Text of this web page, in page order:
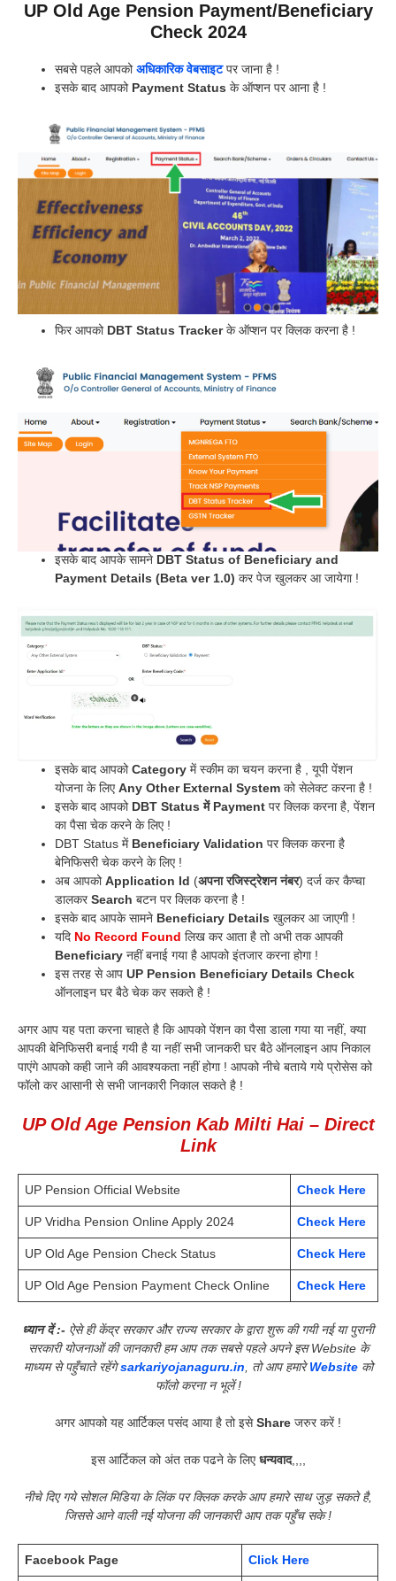
UP Old Age Pension Payment/Beneficiary
Check 2024
सबसे पहले आपकोअधिकारिक वेबसाइटपर जाना है !
इसके बाद आपको Payment Status के ऑप्शन पर आना है !
फिर आपको DBT Status Trackerके ऑप्शन पर क्लिक करना है !
इसके बाद आपके सामने DBT Status of Beneficiary and
Payment Details (Beta ver 1.0) कर पेज खुलकर आ जायेगा !
इसके बाद आपकोCategory में स्कीम का चयन करना है , यूपी पेंशन
योजना के लिएAny Other External System को सेलेक्ट करना है !
इसके बाद आपको DBT Status में Payment पर क्लिक करना है, पेंशन
का पैसा चेक करने के लिए !
DBT Status में Beneficiary Validation पर क्लिक करना है
बेनिफिसरी चेक करने के लिए !
अब आपकोApplication Id (अपना रजिस्ट्रेशन नंबर) दर्ज कर कैप्चा
डालकरSearch बटन पर क्लिक करना है !
इसके बाद आपके सामने Beneficiary Details खुलकर आ जाएगी !
यदि No Record Found लिख कर आता है तो अभी तक आपकी
Beneficiary नहीं बनाई गया है आपको इंतजार करना होगा !
इस तरह से आप UP Pension Beneficiary Details Check
ऑनलाइन घर बैठे चेक कर सकते है !
अगर आप यह पता करना चाहते है कि आपको पेंशन का पैसा डाला गया या नहीं, क्या
आपकी बेनिफिसरी बनाई गयी है या नहीं सभी जानकरी घर बैठे ऑनलाइन आप निकाल
पाएंगे आपको कही जाने की आवश्यकता नहीं होगा ! आपको नीचे बताये गये प्रोसेस को
फॉलो कर आसानी से सभी जानकारी निकाल सकते है !
UP Old Age Pension Kab Milti Hai – Direct
Link
UP Pension Official Website Check Here
UP Vridha Pension Online Apply 2024 Check Here
UP Old Age Pension Check Status Check Here
UP Old Age Pension Payment Check Online Check Here
ध्यान दें :- ऐसे ही केंद्र सरकार और राज्य सरकार के द्वारा शुरू की गयी नई या पुरानी
सरकारी योजनाओं की जानकारी हम आप तक सबसे पहले अपने इस Website के
माध्यम से पहुँचाते रहेंगेsarkariyojanaguru.in, तो आप हमारेWebsiteको
फॉलो करना न भूलें !
अगर आपको यह आर्टिकल पसंद आया है तो इसेShare जरुर करें !
इस आर्टिकल को अंत तक पढने के लिएधन्यवाद,,,,
नीचे दिए गये सोशल मिडिया के लिंक पर क्लिक करके आप हमारे साथ जुड़ सकते है,
जिससे आने वाली नई योजना की जानकारी आप तक पहुँच सके !
Facebook Page Click Here